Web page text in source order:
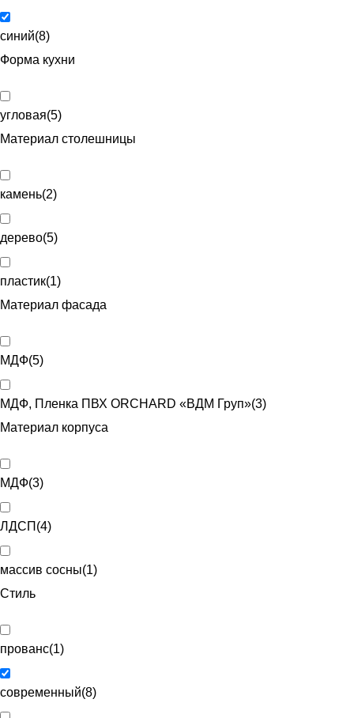
синий(8)
Форма кухни
угловая(5)
Материал столешницы
камень(2)
дерево(5)
пластик(1)
Материал фасада
МДФ(5)
МДФ, Пленка ПВХ ORCHARD «ВДМ Груп»(3)
Материал корпуса
МДФ(3)
ЛДСП (4)
массив сосны(1)
Стиль
прованс(1)
современный(8)